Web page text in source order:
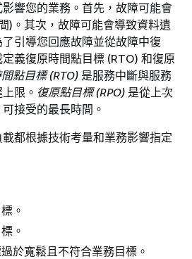
響您的業務。首先，故障可能會
)。其次，故障可能會導致資料遺
引導您回應故障並從故障中復
義復原時間點目標 (RTO) 和復原
點目標 (RTO) 是服務中斷與服務
限。 復原點目標 (RPO) 是從上次
接受的最長時間。
都根據技術考量和業務影響指定
。
。
於寬鬆且不符合業務目標。